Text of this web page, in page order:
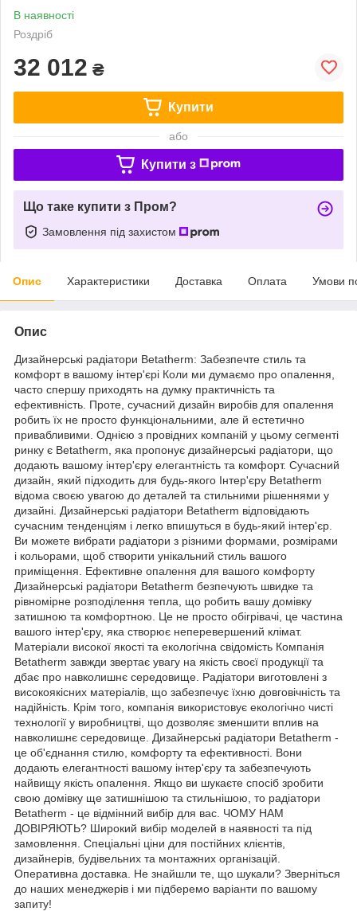
В наявності
Роздріб
32 012 ₴
Купити
або
Купити з
Що таке купити з Пром?
Замовлення під захистом
Опис Характеристики Доставка Оплата Умови
Опис
Дизайнерські радіатори Betatherm: Забезпечте стиль та
комфорт в вашому інтер'єрі Коли ми думаємо про опалення,
часто спершу приходять на думку практичність та
ефективність. Проте, сучасний дизайн виробів для опалення
робить їх не просто функціональними, але й естетично
привабливими. Однією з провідних компаній у цьому сегменті
ринку є Betatherm, яка пропонує дизайнерські радіатори, що
додають вашому інтер'єру елегантність та комфорт. Сучасний
дизайн, який підходить для будь-якого Інтер'єру Betatherm
відома своєю увагою до деталей та стильними рішеннями у
дизайні. Дизайнерські радіатори Betatherm відповідають
сучасним тенденціям і легко впишуться в будь-який інтер'єр.
Ви можете вибрати радіатори з різними формами, розмірами
і кольорами, щоб створити унікальний стиль вашого
приміщення. Ефективне опалення для вашого комфорту
Дизайнерські радіатори Betatherm безпечують швидке та
рівномірне розподілення тепла, що робить вашу домівку
затишною та комфортною. Це не просто обігрівачі, це частина
вашого інтер'єру, яка створює неперевершений клімат.
Матеріали високої якості та екологічна свідомість Компанія
Betatherm завжди звертає увагу на якість своєї продукції та
дбає про навколишнє середовище. Радіатори виготовлені з
високоякісних матеріалів, що забезпечує їхню довговічність та
надійність. Крім того, компанія використовує екологічно чисті
технології у виробництві, що дозволяє зменшити вплив на
навколишнє середовище. Дизайнерські радіатори Betatherm -
це об'єднання стилю, комфорту та ефективності. Вони
додають елегантності вашому інтер'єру та забезпечують
найвищу якість опалення. Якщо ви шукаєте спосіб зробити
свою домівку ще затишнішою та стильнішою, то радіатори
Betatherm - це відмінний вибір для вас. ЧОМУ НАМ
ДОВІРЯЮТЬ? Широкий вибір моделей в наявності та під
замовлення. Спеціальні ціни для постійних клієнтів,
дизайнерів, будівельних та монтажних організацій.
Оперативна доставка. Не знайшли те, що шукали? Зверніться
до наших менеджерів і ми підберемо варіанти по вашому
запиту!